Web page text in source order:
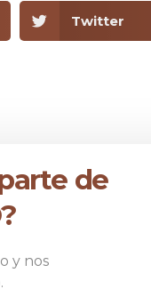
Twitter
de
y nos